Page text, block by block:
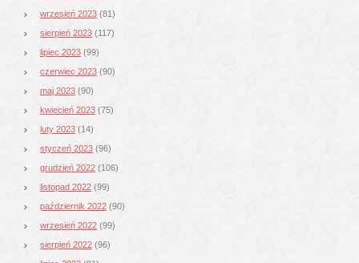
wrzesień 2023 (81)
sierpień 2023 (117)
lipiec 2023 (99)
czerwiec 2023 (90)
maj 2023 (90)
kwiecień 2023 (75)
luty 2023 (14)
styczeń 2023 (96)
grudzień 2022 (106)
listopad 2022 (99)
październik 2022 (90)
wrzesień 2022 (99)
sierpień 2022 (96)